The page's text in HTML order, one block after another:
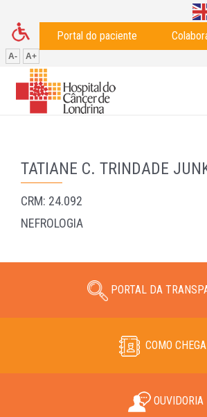
Portal do paciente
A- A+
TATIANE C. TRINDADE
CRM: 24.092
NEFROLOGIA
PORTAL DA
COMO
OUVIDORIA